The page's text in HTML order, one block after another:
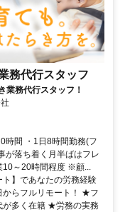
務代行スタッフ
業務代行スタッフ！
時間 ・1日8時間勤務(フ
が落ち着く月半ばはフレ
～20時間程度 ※顧...
】であなたの労務経験
らフルリモート！ ★フ
が多く在籍 ★労務の実務